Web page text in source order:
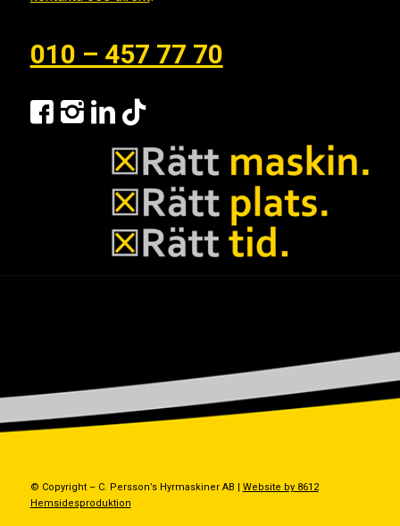
010 – 457 77 70
© Copyright – C. Persson’s Hyrmaskiner AB | Website by 8612
Hemsidesproduktion